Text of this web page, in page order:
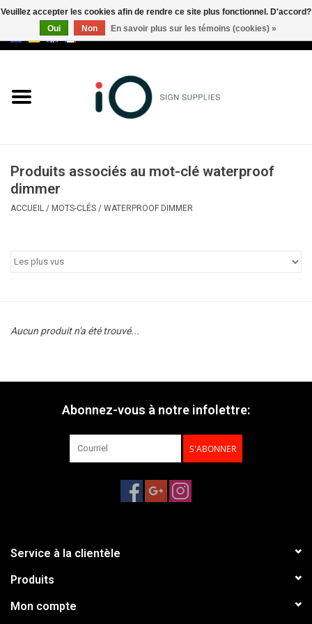
Marques
Appelez-nous au +32 3 353 67
Produits associés au mot-clé waterproof
dimmer
ACCUEIL / MOTS-CLÉS / WATERPROOF DIMMER
Aucun produit n'a été trouvé...
Abonnez-vous à notre infolettre:
S'ABONNER
Service à la clientèle
Produits
Mon compte
Veuillez accepter les cookies afin de rendre ce site plus fonctionnel. D'accord?
Oui
Non En savoir plus sur les témoins (cookies) »